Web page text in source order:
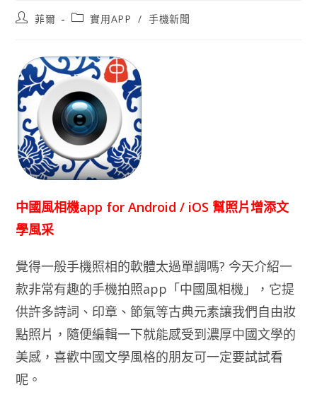
文
菲爾
文
別:
實用APP / 手機新聞
中國風相機app for Android / iOS 幫照片增添文
學風采
覺得一般手機照相的軟體太過單調嗎? 今天介紹一
款非常有趣的手機拍照app「中國風相機」，它提
供許多詩詞、印章、節氣等古典元素讓我們自由妝
點照片，隨便編輯一下就能感受到濃厚中國文學的
美感，喜歡中國文學風格的朋友可一定要試試看
呢。